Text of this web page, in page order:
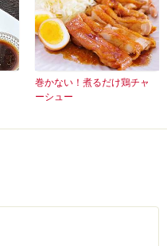
巻かない！煮るだけ鶏チャ
ーシュー